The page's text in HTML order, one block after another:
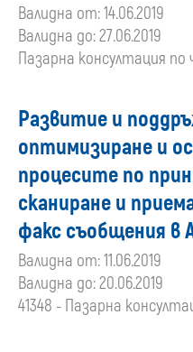
Валидна от: 14.06.2019
Валидна до: 27.06.2019
Пазарна консултация по
Развитие и
оптимизиране и
процесите по
сканиране и
факс съобщения в
Валидна от: 11.06.2019
Валидна до: 20.06.2019
41348 - Пазарна